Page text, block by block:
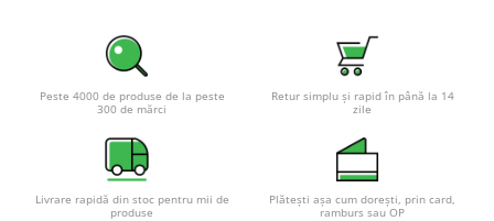
Turbine eoliene pentru casă
Tractiune / LiFePo4
Baterii si acumulatori gel si VRLA
6-12 V
Peste 4000 de produse de la peste
300 de mărci
Retur simplu și rapid în până la 14
zile
Livrare rapidă din stoc pentru mii de
produse
Plătești așa cum dorești, prin card,
ramburs sau OP